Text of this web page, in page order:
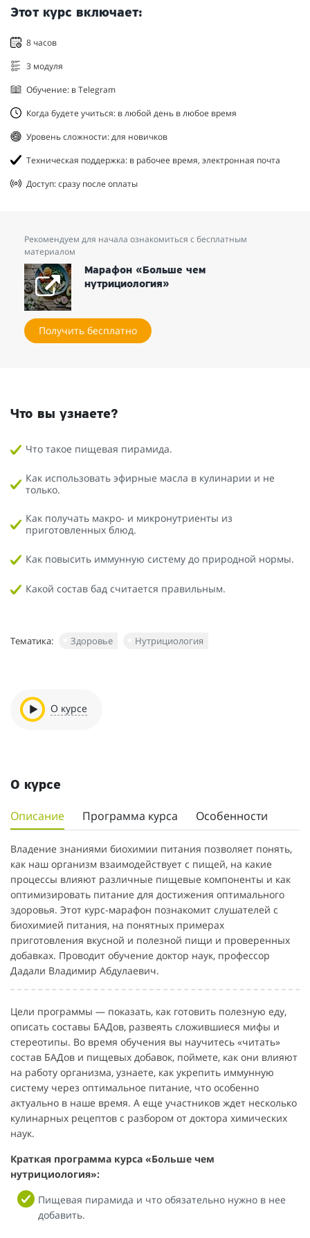
Этот курс включает:
8 часов
3 модуля
Обучение: в Telegram
Когда будете учиться: в любой день в любое время
Уровень сложности: для новичков
Техническая поддержка: в рабочее время, электронная почта
Доступ: сразу после оплаты
Рекомендуем для начала ознакомиться с бесплатным
материалом
Марафон «Больше чем
нутрициология»
Получить бесплатно
Что вы узнаете?
Что такое пищевая пирамида.
Как использовать эфирные масла в кулинарии и не
только.
Как получать макро- и микронутриенты из
приготовленных блюд.
Как повысить иммунную систему до природной нормы.
Какой состав бад считается правильным.
Тематика: Здоровье Нутрициология
О курсе
О курсе
Описание Программа курса Особенности
Владение знаниями биохимии питания позволяет понять,
как наш организм взаимодействует с пищей, на какие
процессы влияют различные пищевые компоненты и как
оптимизировать питание для достижения оптимального
здоровья. Этот курс-марафон познакомит слушателей с
биохимией питания, на понятных примерах
приготовления вкусной и полезной пищи и проверенных
добавках. Проводит обучение доктор наук, профессор
Дадали Владимир Абдулаевич.
Цели программы — показать, как готовить полезную еду,
описать составы БАДов, развеять сложившиеся мифы и
стереотипы. Во время обучения вы научитесь «читать»
состав БАДов и пищевых добавок, поймете, как они влияют
на работу организма, узнаете, как укрепить иммунную
систему через оптимальное питание, что особенно
актуально в наше время. А еще участников ждет несколько
кулинарных рецептов с разбором от доктора химических
наук.
Краткая программа курса «Больше чем
нутрициология»:
Пищевая пирамида и что обязательно нужно в нее
добавить.